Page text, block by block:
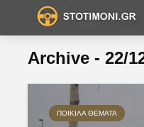
Archive - 22/
ΠΟΙΚΊΛΑ ΘΈΜΑΤΑ